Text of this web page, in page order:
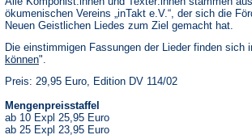
ökumenischen Vereins „inTakt e.V.“, der sich die
Neuen Geistlichen Liedes zum Ziel gemacht hat.
Die einstimmigen Fassungen der Lieder finden sich
können".
Preis: 29,95 Euro, Edition DV 114/02
Mengenpreisstaffel
ab 10 Expl 25,95 Euro
ab 25 Expl 23,95 Euro